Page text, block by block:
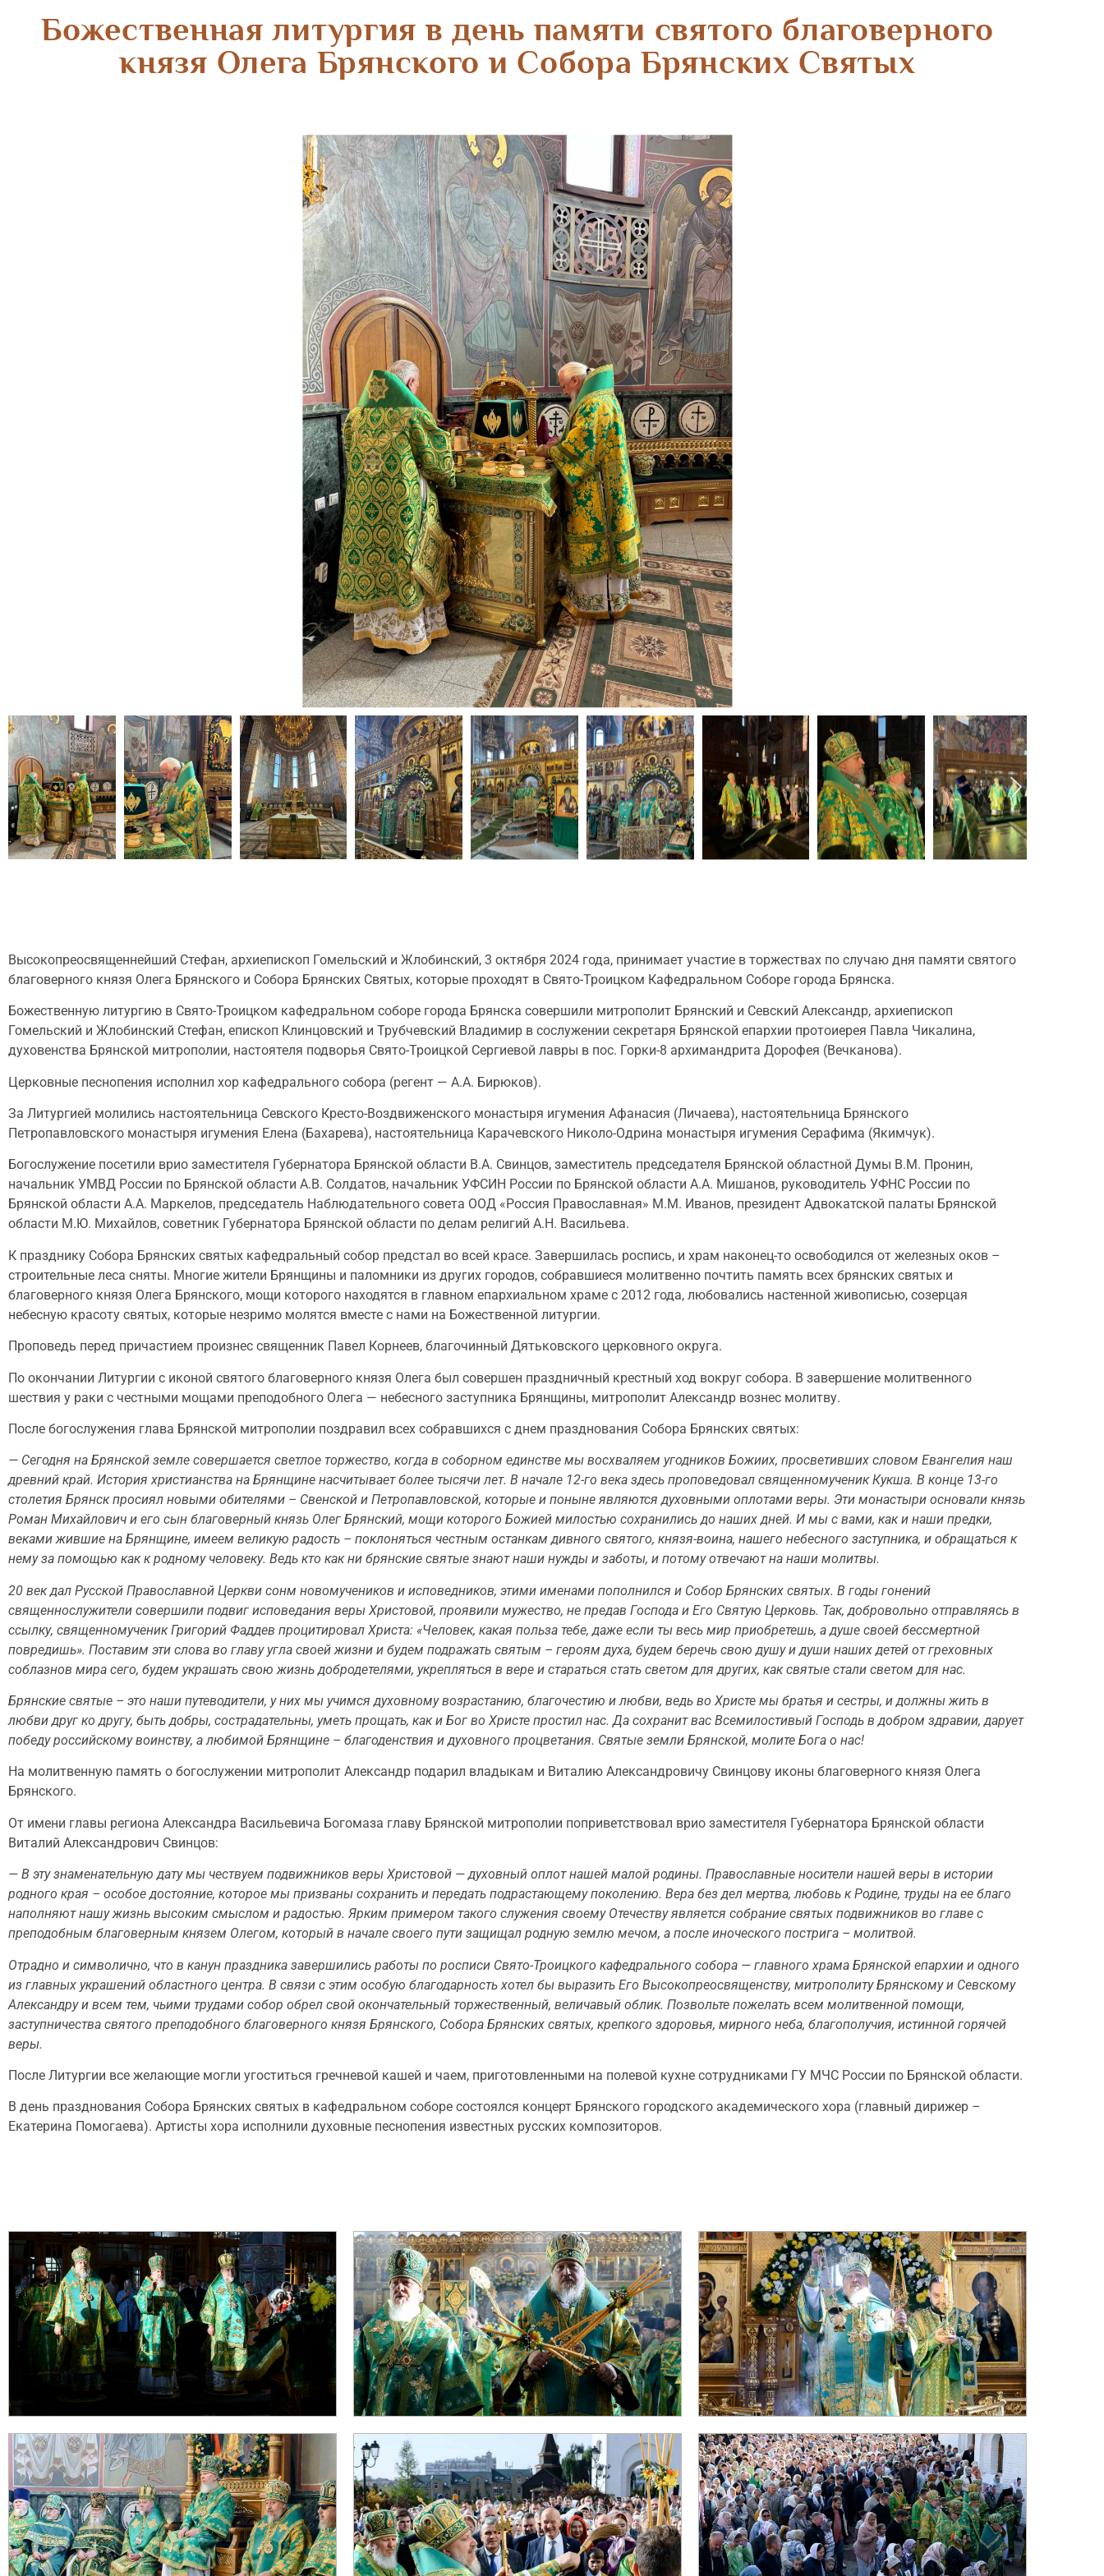
Божественная литургия в день памяти святого благоверного
князя Олега Брянского и Собора Брянских Святых
Высокопреосвященнейший Стефан, архиепископ Гомельский и Жлобинский, 3 октября 2024 года, принимает участие в торжествах по случаю дня памяти святого
благоверного князя Олега Брянского и Собора Брянских Святых, которые проходят в Свято-Троицком Кафедральном Соборе города Брянска.
Божественную литургию в Свято-Троицком кафедральном соборе города Брянска совершили митрополит Брянский и Севский Александр, архиепископ
Гомельский и Жлобинский Стефан, епископ Клинцовский и Трубчевский Владимир в сослужении секретаря Брянской епархии протоиерея Павла Чикалина,
духовенства Брянской митрополии, настоятеля подворья Свято-Троицкой Сергиевой лавры в пос. Горки-8 архимандрита Дорофея (Вечканова).
Церковные песнопения исполнил хор кафедрального собора (регент — А.А. Бирюков).
За Литургией молились настоятельница Севского Кресто-Воздвиженского монастыря игумения Афанасия (Личаева), настоятельница Брянского
Петропавловского монастыря игумения Елена (Бахарева), настоятельница Карачевского Николо-Одрина монастыря игумения Серафима (Якимчук).
Богослужение посетили врио заместителя Губернатора Брянской области В.А. Свинцов, заместитель председателя Брянской областной Думы В.М. Пронин,
начальник УМВД России по Брянской области А.В. Солдатов, начальник УФСИН России по Брянской области А.А. Мишанов, руководитель УФНС России по
Брянской области А.А. Маркелов, председатель Наблюдательного совета ООД «Россия Православная» М.М. Иванов, президент Адвокатской палаты Брянской
области М.Ю. Михайлов, советник Губернатора Брянской области по делам религий А.Н. Васильева.
К празднику Собора Брянских святых кафедральный собор предстал во всей красе. Завершилась роспись, и храм наконец-то освободился от железных оков –
строительные леса сняты. Многие жители Брянщины и паломники из других городов, собравшиеся молитвенно почтить память всех брянских святых и
благоверного князя Олега Брянского, мощи которого находятся в главном епархиальном храме с 2012 года, любовались настенной живописью, созерцая
небесную красоту святых, которые незримо молятся вместе с нами на Божественной литургии.
Проповедь перед причастием произнес священник Павел Корнеев, благочинный Дятьковского церковного округа.
По окончании Литургии с иконой святого благоверного князя Олега был совершен праздничный крестный ход вокруг собора. В завершение молитвенного
шествия у раки с честными мощами преподобного Олега — небесного заступника Брянщины, митрополит Александр вознес молитву.
После богослужения глава Брянской митрополии поздравил всех собравшихся с днем празднования Собора Брянских святых:
— Сегодня на Брянской земле совершается светлое торжество, когда в соборном единстве мы восхваляем угодников Божиих, просветивших словом Евангелия наш
древний край. История христианства на Брянщине насчитывает более тысячи лет. В начале 12-го века здесь проповедовал священномученик Кукша. В конце 13-го
столетия Брянск просиял новыми обителями – Свенской и Петропавловской, которые и поныне являются духовными оплотами веры. Эти монастыри основали князь
Роман Михайлович и его сын благоверный князь Олег Брянский, мощи которого Божией милостью сохранились до наших дней. И мы с вами, как и наши предки,
веками жившие на Брянщине, имеем великую радость – поклоняться честным останкам дивного святого, князя-воина, нашего небесного заступника, и обращаться к
нему за помощью как к родному человеку. Ведь кто как ни брянские святые знают наши нужды и заботы, и потому отвечают на наши молитвы.
20 век дал Русской Православной Церкви сонм новомучеников и исповедников, этими именами пополнился и Собор Брянских святых. В годы гонений
священнослужители совершили подвиг исповедания веры Христовой, проявили мужество, не предав Господа и Его Святую Церковь. Так, добровольно отправляясь в
ссылку, священномученик Григорий Фаддев процитировал Христа: «Человек, какая польза тебе, даже если ты весь мир приобретешь, а душе своей бессмертной
повредишь». Поставим эти слова во главу угла своей жизни и будем подражать святым – героям духа, будем беречь свою душу и души наших детей от греховных
соблазнов мира сего, будем украшать свою жизнь добродетелями, укрепляться в вере и стараться стать светом для других, как святые стали светом для нас.
Брянские святые – это наши путеводители, у них мы учимся духовному возрастанию, благочестию и любви, ведь во Христе мы братья и сестры, и должны жить в
любви друг ко другу, быть добры, сострадательны, уметь прощать, как и Бог во Христе простил нас. Да сохранит вас Всемилостивый Господь в добром здравии, дарует
победу российскому воинству, а любимой Брянщине – благоденствия и духовного процветания. Святые земли Брянской, молите Бога о нас!
На молитвенную память о богослужении митрополит Александр подарил владыкам и Виталию Александровичу Свинцову иконы благоверного князя Олега
Брянского.
От имени главы региона Александра Васильевича Богомаза главу Брянской митрополии поприветствовал врио заместителя Губернатора Брянской области
Виталий Александрович Свинцов:
— В эту знаменательную дату мы чествуем подвижников веры Христовой — духовный оплот нашей малой родины. Православные носители нашей веры в истории
родного края – особое достояние, которое мы призваны сохранить и передать подрастающему поколению. Вера без дел мертва, любовь к Родине, труды на ее благо
наполняют нашу жизнь высоким смыслом и радостью. Ярким примером такого служения своему Отечеству является собрание святых подвижников во главе с
преподобным благоверным князем Олегом, который в начале своего пути защищал родную землю мечом, а после иноческого пострига – молитвой.
Отрадно и символично, что в канун праздника завершились работы по росписи Свято-Троицкого кафедрального собора — главного храма Брянской епархии и одного
из главных украшений областного центра. В связи с этим особую благодарность хотел бы выразить Его Высокопреосвященству, митрополиту Брянскому и Севскому
Александру и всем тем, чьими трудами собор обрел свой окончательный торжественный, величавый облик. Позвольте пожелать всем молитвенной помощи,
заступничества святого преподобного благоверного князя Брянского, Собора Брянских святых, крепкого здоровья, мирного неба, благополучия, истинной горячей
веры.
После Литургии все желающие могли угоститься гречневой кашей и чаем, приготовленными на полевой кухне сотрудниками ГУ МЧС России по Брянской области.
В день празднования Собора Брянских святых в кафедральном соборе состоялся концерт Брянского городского академического хора (главный дирижер –
Екатерина Помогаева). Артисты хора исполнили духовные песнопения известных русских композиторов.